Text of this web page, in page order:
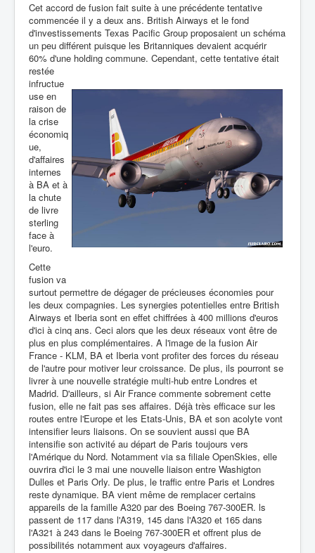
Cet accord de fusion fait suite à une précédente tentative
commencée il y a deux ans. British Airways et le fond
d'investissements Texas Pacific Group proposaient un schéma
un peu différent puisque les Britanniques devaient acquérir
60% d'une holding commune. Cependant, cette tentative était
restée
infructue
use en
raison de
la crise
économiq
ue,
d'affaires
internes
à BA et à
la chute
de livre
sterling
face à
l'euro.
Cette
fusion va
surtout permettre de dégager de précieuses économies pour
les deux compagnies. Les synergies potentielles entre British
Airways et Iberia sont en effet chiffrées à 400 millions d'euros
d'ici à cinq ans. Ceci alors que les deux réseaux vont être de
plus en plus complémentaires. A l'image de la fusion Air
France - KLM, BA et Iberia vont profiter des forces du réseau
de l'autre pour motiver leur croissance. De plus, ils pourront se
livrer à une nouvelle stratégie multi-hub entre Londres et
Madrid. D'ailleurs, si Air France commente sobrement cette
fusion, elle ne fait pas ses affaires. Déjà très efficace sur les
routes entre l'Europe et les Etats-Unis, BA et son acolyte vont
intensifier leurs liaisons. On se souvient aussi que BA
intensifie son activité au départ de Paris toujours vers
l'Amérique du Nord. Notamment via sa filiale OpenSkies, elle
ouvrira d'ici le 3 mai une nouvelle liaison entre Washigton
Dulles et Paris Orly. De plus, le traffic entre Paris et Londres
reste dynamique. BA vient même de remplacer certains
appareils de la famille A320 par des Boeing 767-300ER. ls
passent de 117 dans l'A319, 145 dans l'A320 et 165 dans
l'A321 à 243 dans le Boeing 767-300ER et offrent plus de
possibilités notamment aux voyageurs d'affaires.